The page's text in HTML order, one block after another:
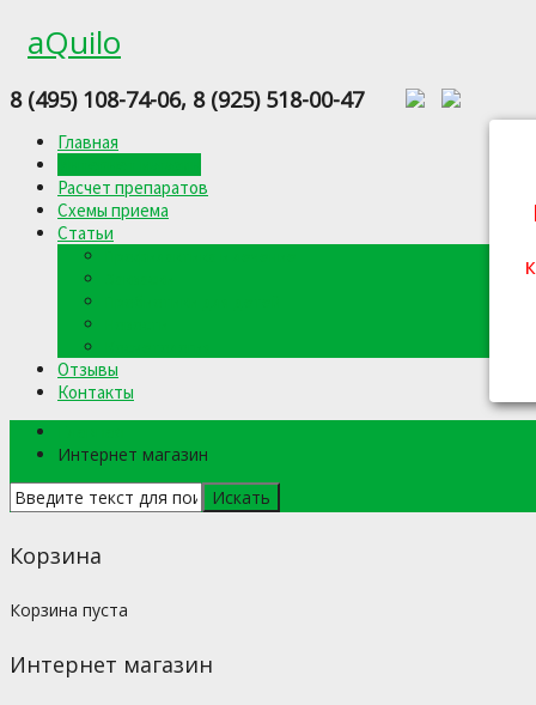
aQuilo
8 (495) 108-74-06, 8 (925) 518-00-47
Главная
Расчет препаратов
Схемы приема
Статьи
Отзывы
Контакты
Интернет магазин
Корзина
Корзина пуста
Интернет магазин